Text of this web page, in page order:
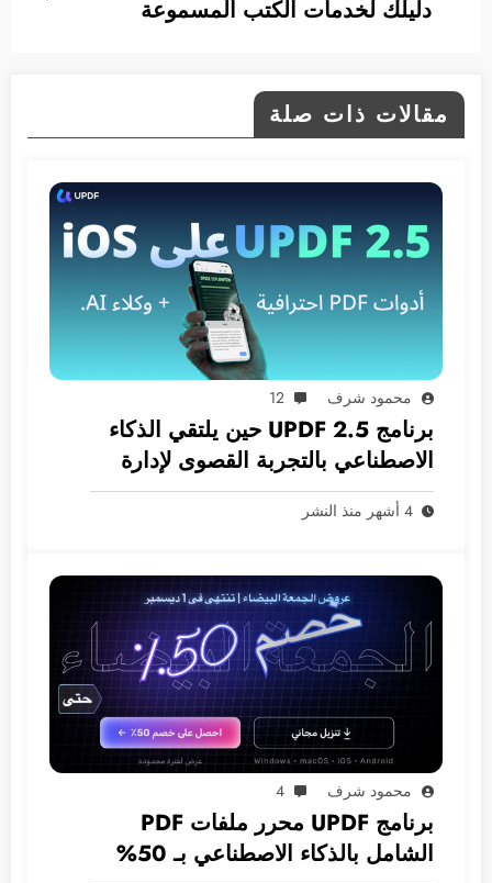
دليلك لخدمات الكتب المسموعة
مقالات ذات صلة
محمود شرف 12
برنامج UPDF 2.5 حين يلتقي الذكاء
الاصطناعي بالتجربة القصوى لإدارة
ملفات PDF
4 أشهر منذ النشر
محمود شرف 4
برنامج UPDF محرر ملفات PDF
الشامل بالذكاء الاصطناعي بـ 50%